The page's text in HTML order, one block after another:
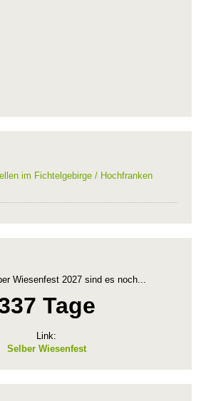
im Fichtelgebirge / Hochfranken
Wiesenfest 2027 sind es noch...
Tage
Link:
Selber Wiesenfest